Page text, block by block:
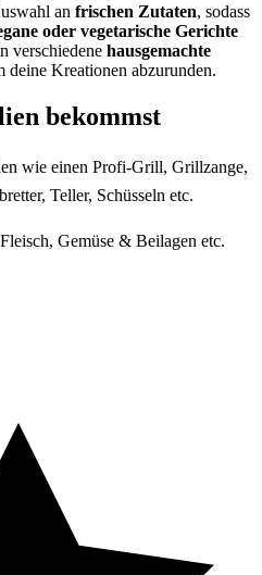
an frischen Zutaten, sodass
oder vegetarische Gerichte
verschiedene hausgemachte
deine Kreationen abzurunden.
bekommst
wie einen Profi-Grill, Grillzange,
Teller, Schüsseln etc.
Gemüse & Beilagen etc.